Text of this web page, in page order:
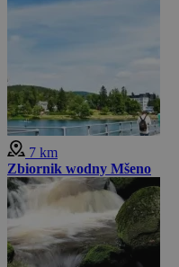
7 km
Zbiornik wodny Mšeno